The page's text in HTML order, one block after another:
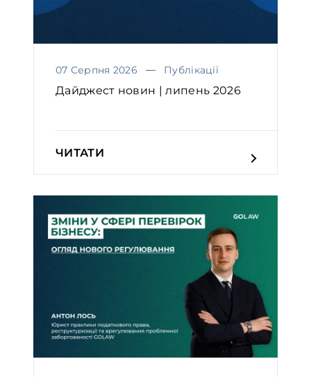
07 Серпня 2026 Публікації
Дайджест новин | липень 2026
ЧИТАТИ